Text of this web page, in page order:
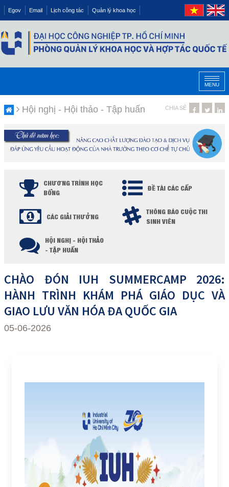
Egov Email Lịch công tác Quản lý khoa học
MENU
Hội nghị - Hội thảo - Tập huấn CHIA SẺ
CHƯƠNG TRÌNH HỌC
BỔNG
ĐỀ TÀI CÁC CẤP
CÁC GIẢI THƯỞNG
THÔNG BÁO CUỘC THI
SINH VIÊN
HỘI NGHỊ - HỘI THẢO
- TẬP HUẤN
CHÀO ĐÓN IUH SUMMERCAMP 2026:
HÀNH TRÌNH KHÁM PHÁ GIÁO DỤC VÀ
GIAO LƯU VĂN HÓA ĐA QUỐC GIA
05-06-2026